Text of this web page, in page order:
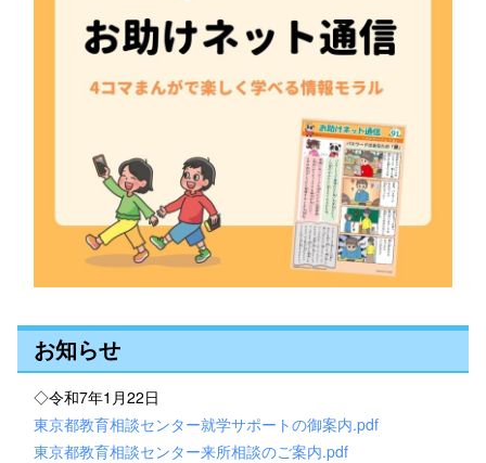
お知らせ
◇令和7年1月22日
東京都教育相談センター就学サポートの御案内.pdf
東京都教育相談センター来所相談のご案内.pdf